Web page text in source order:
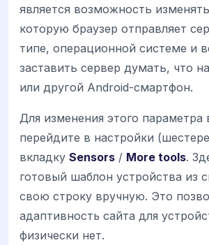
является возможность изменять
которую браузер отправляет
типе, операционной системе и
заставить сервер думать, что
или другой Android-смартфон.
Для изменения этого параметра
перейдите в настройки
вкладку Sensors / More tools.
готовый шаблон устройства из
свою строку вручную. Это
адаптивность сайта для
физически нет.